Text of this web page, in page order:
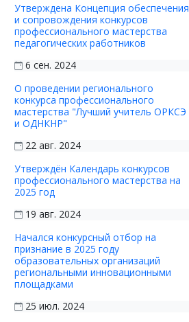
Утверждена Концепция обеспечения
и сопровождения конкурсов
профессионального мастерства
педагогических работников
6 сен. 2024
О проведении регионального
конкурса профессионального
мастерства "Лучший учитель ОРКСЭ
и ОДНКНР"
22 авг. 2024
Утверждён Календарь конкурсов
профессионального мастерства на
2025 год
19 авг. 2024
Начался конкурсный отбор на
признание в 2025 году
образовательных организаций
региональными инновационными
площадками
25 июл. 2024